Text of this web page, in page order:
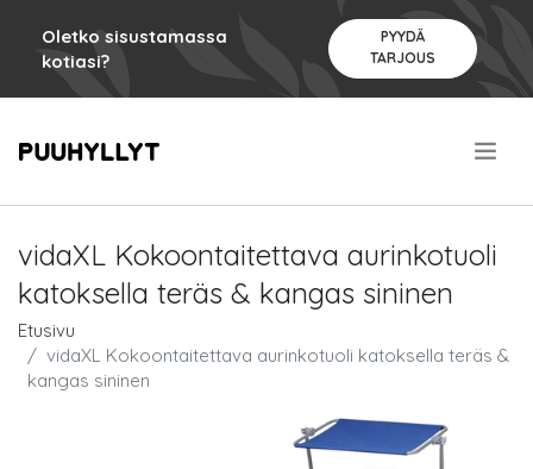
Oletko sisustamassa
kotiasi?
PYYDÄ
TARJOUS
vidaXL Kokoontaitettava aurinkotuoli
katoksella teräs & kangas sininen
Etusivu
vidaXL Kokoontaitettava aurinkotuoli katoksella teräs &
kangas sininen